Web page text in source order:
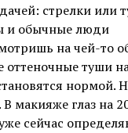
стрелки или
и обычные люди
на чей-то
туши
нормой.
макияже глаз на
сейчас